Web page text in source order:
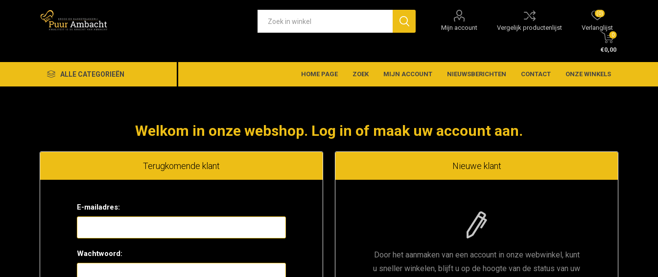
Mijn account Vergelijk productenlijst Verlanglijst
(0)
0
€0,00
ALLE CATEGORIEËN HOME PAGE ZOEK MIJN ACCOUNT NIEUWSBERICHTEN CONTACT ONZE WINKELS
Welkom in onze webshop. Log in of maak uw account aan.
Nieuwe klant
Door het aanmaken van een account in onze webwinkel, kunt
u sneller winkelen, blijft u op de hoogte van de status van uw
Terugkomende klant
E-mailadres:
Wachtwoord: